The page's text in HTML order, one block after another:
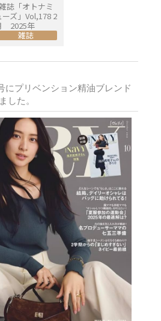
誌「オトナミ
ーズ」Vol,178 2
2025年
雑誌
にプリベンション精油ブレンド
した。